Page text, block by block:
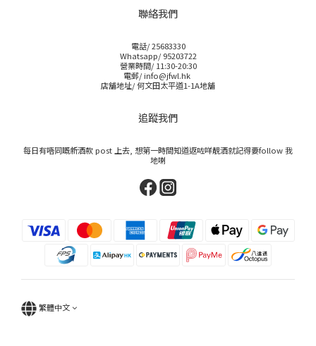
聯絡我們
電話/ 25683330
Whatsapp/ 95203722
營業時間/ 11:30-20:30
電郵/ info@jfwl.hk
店舖地址/ 何文田太平道1-1A地舖
追蹤我們
每日有唔同嘅新酒款 post 上去, 想第一時間知道返咗咩靚酒就記得要follow 我
地喇
繁體中文